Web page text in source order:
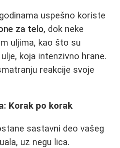
uspešno koriste
za telo, dok neke
uljima, kao što su
koja intenzivno hrane.
reakcije svoje
Korak po korak
sastavni deo vašeg
uz negu lica.